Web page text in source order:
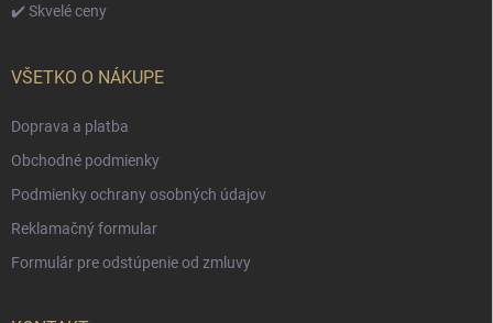
✔️ Skvelé ceny
VŠETKO O NÁKUPE
Doprava a platba
Obchodné podmienky
Podmienky ochrany osobných údajov
Reklamačný formular
Formulár pre odstúpenie od zmluvy